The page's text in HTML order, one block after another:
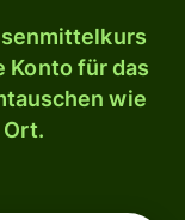
Konto für das
wie